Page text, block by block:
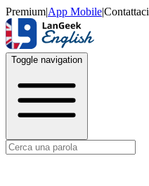
Premium|App Mobile|Contattaci
Toggle navigation